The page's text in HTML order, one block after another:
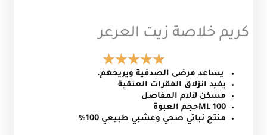
كريم خلاصة زيت العرعر
يساعد مرضى الصدفية ويريحهم.
يفيد انزلاق الفقرات العنقية
مسكن لآلام المفاصل
100 MLحجم العبوة
منتج نباتي صحي وعشبي طبيعي 100%